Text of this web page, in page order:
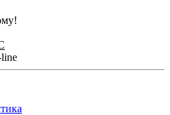
и хороших врачей!